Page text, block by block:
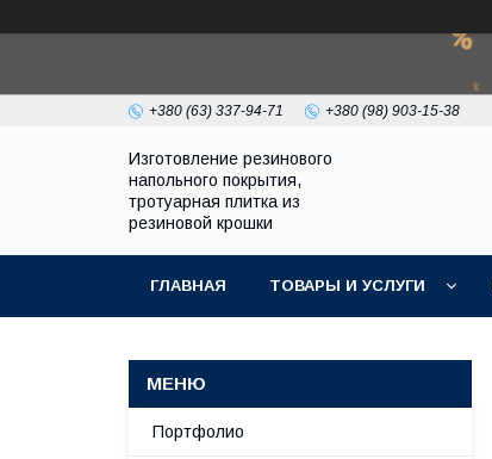
+380 (63) 337-94-71 +380 (98) 903-15-38
Изготовление резинового
напольного покрытия,
тротуарная плитка из
резиновой крошки
ГЛАВНАЯ ТОВАРЫ И УСЛУГИ
Портфолио